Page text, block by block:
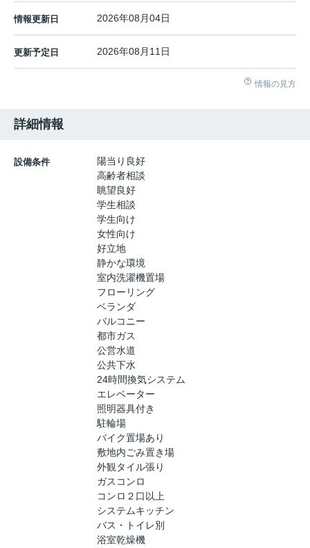
情報更新日 2026年08月04日
更新予定日 2026年08月11日
情報の見方
詳細情報
設備条件
陽当り良好
高齢者相談
眺望良好
学生相談
学生向け
女性向け
好立地
静かな環境
室内洗濯機置場
フローリング
ベランダ
バルコニー
都市ガス
公営水道
公共下水
24時間換気システム
エレベーター
照明器具付き
駐輪場
バイク置場あり
敷地内ごみ置き場
外観タイル張り
ガスコンロ
コンロ２口以上
システムキッチン
バス・トイレ別
浴室乾燥機